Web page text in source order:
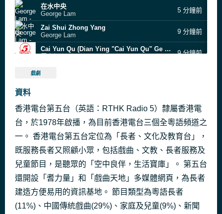
在水中央
George Lam
5 分鐘前
Zai Shui Zhong Yang
George Lam
9 分鐘前
Cai Yun Qu (Dian Ying "Cai Yun Qu" Ge Qu)
9 分鐘前
故鄉的雨
薰妮
24 分鐘前
California Dreams
Clifford Eric Haywood
25 分鐘前
戲劇
資料
香港電台第五台（英語：RTHK Radio 5）隸屬香港電
台，於1978年啟播，為目前香港電台三個全粵語頻道之
一。 香港電台第五台定位為「長者、文化及教育台」，
既服務長者又照顧小眾，包括戲曲、文教、長者服務及
兒童節目，是聽眾的「空中良伴，生活寶庫」。 第五台
還開設「耆力量」和「戲曲天地」多媒體網頁，為長者
建造方便易用的資訊基地。 節目類型為粵語長者
(11%)、中國傳統戲曲(29%)、家庭及兒童(9%)、新聞